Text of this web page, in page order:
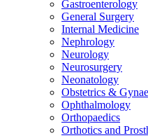
Gastroenterology
General Surgery
Internal Medicine
Nephrology
Neurology
Neurosurgery
Neonatology
Obstetrics &
Ophthalmology
Orthopaedics
Orthotics and